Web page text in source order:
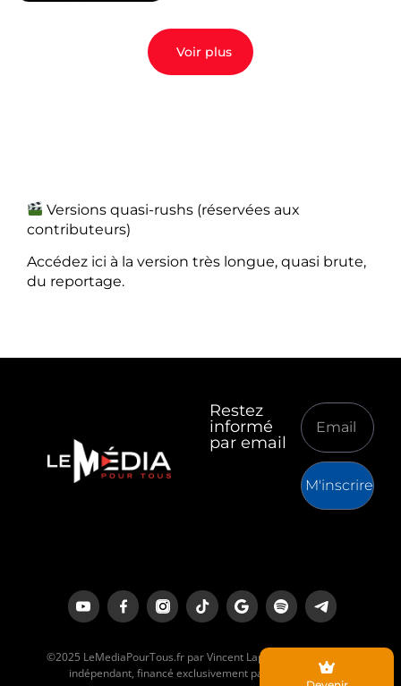
Voir plus
Versions quasi-rushs (réservées aux
contributeurs)
Accédez ici à la version très longue, quasi brute,
du reportage.
Restez
informé
par email
M'inscrire
©2025 LeMediaPourTous.fr par Vincent Lapierre est un média
indépendant, financé exclusivement par ses lecteurs.